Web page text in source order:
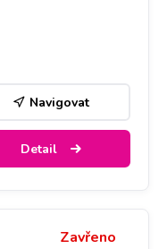
Navigovat
Detail
Zavřeno